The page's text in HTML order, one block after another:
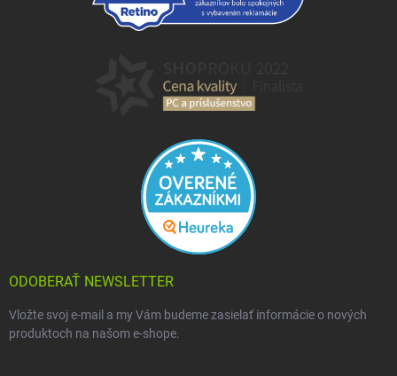
ODOBERAŤ NEWSLETTER
Vložte svoj e-mail a my Vám budeme zasielať informácie o nových
produktoch na našom e-shope.